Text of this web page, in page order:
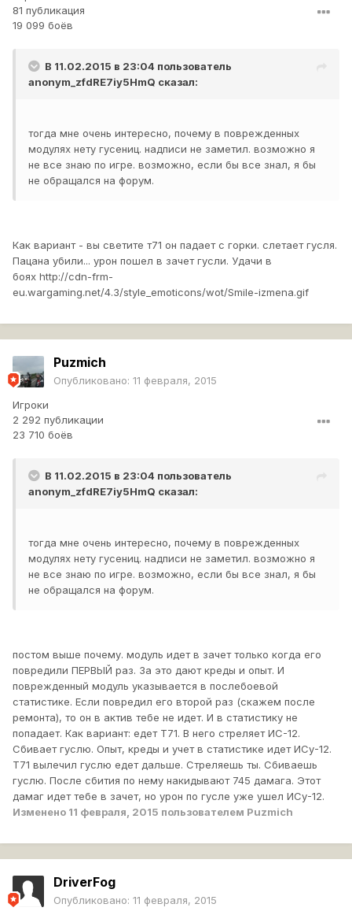
81 публикация
19 099 боёв
В 11.02.2015 в 23:04 пользователь
anonym_zfdRE7iy5HmQ сказал:
тогда мне очень интересно, почему в поврежденных
модулях нету гусениц. надписи не заметил. возможно я
не все знаю по игре. возможно, если бы все знал, я бы
не обращался на форум.
Как вариант - вы светите т71 он падает с горки. слетает гусля.
Пацана убили... урон пошел в зачет гусли. Удачи в
боях http://cdn-frm-
eu.wargaming.net/4.3/style_emoticons/wot/Smile-izmena.gif
Puzmich
Опубликовано: 11 февраля, 2015
Игроки
2 292 публикации
23 710 боёв
В 11.02.2015 в 23:04 пользователь
anonym_zfdRE7iy5HmQ сказал:
тогда мне очень интересно, почему в поврежденных
модулях нету гусениц. надписи не заметил. возможно я
не все знаю по игре. возможно, если бы все знал, я бы
не обращался на форум.
постом выше почему. модуль идет в зачет только когда его
повредили ПЕРВЫЙ раз. За это дают креды и опыт. И
поврежденный модуль указывается в послебоевой
статистике. Если повредил его второй раз (скажем после
ремонта), то он в актив тебе не идет. И в статистику не
попадает. Как вариант: едет Т71. В него стреляет ИС-12.
Сбивает гуслю. Опыт, креды и учет в статистике идет ИСу-12.
Т71 вылечил гуслю едет дальше. Стреляешь ты. Сбиваешь
гуслю. После сбития по нему накидывают 745 дамага. Этот
дамаг идет тебе в зачет, но урон по гусле уже ушел ИСу-12.
Изменено 11 февраля, 2015 пользователем Puzmich
DriverFog
Опубликовано: 11 февраля, 2015